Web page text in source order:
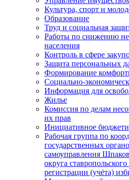
Культура, спорт и
Образование
Труд и социальная
Работы по снижению
населения
Контроль в сфере
Защита персональных
Формирование
Социально-
Информация для
Жилье
Комиссия по делам
их прав
Инициативное
Рабочая группа по
государственных
самоуправления
округа
регистрации (учёта)